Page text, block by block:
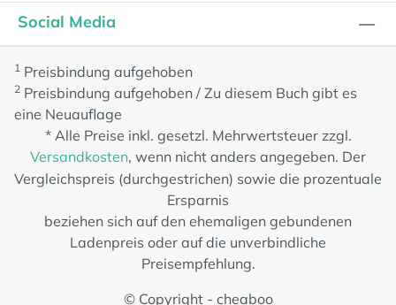
Social Media
1 Preisbindung aufgehoben
2 Preisbindung aufgehoben / Zu diesem Buch gibt es
eine Neuauflage
* Alle Preise inkl. gesetzl. Mehrwertsteuer zzgl.
Versandkosten, wenn nicht anders angegeben. Der
Vergleichspreis (durchgestrichen) sowie die prozentuale
Ersparnis
beziehen sich auf den ehemaligen gebundenen
Ladenpreis oder auf die unverbindliche
Preisempfehlung.
© Copyright - cheaboo